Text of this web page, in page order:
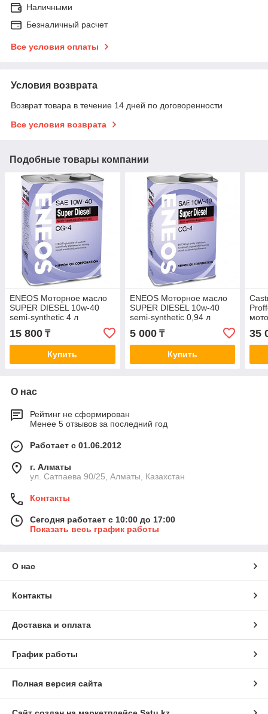
Наличными
Безналичный расчет
Все условия оплаты
Условия возврата
Возврат товара в течение 14 дней по договоренности
Все условия возврата
Подобные товары компании
ENEOS Моторное масло
SUPER DIESEL 10w-40
semi-synthetic 4 л
15 800 ₸
Купить
ENEOS Моторное масло
SUPER DIESEL 10w-40
semi-synthetic 0,94 л
5 000₸
Купить
35
О нас
Рейтинг не сформирован
Менее 5 отзывов за последний год
Работает с 01.06.2012
г. Алматы
ул. Сатпаева 90/25, Алматы, Казахстан
Контакты
Сегодня работает с 10:00 до 17:00
Показать весь график работы
О нас
Контакты
Доставка и оплата
График работы
Полная версия сайта